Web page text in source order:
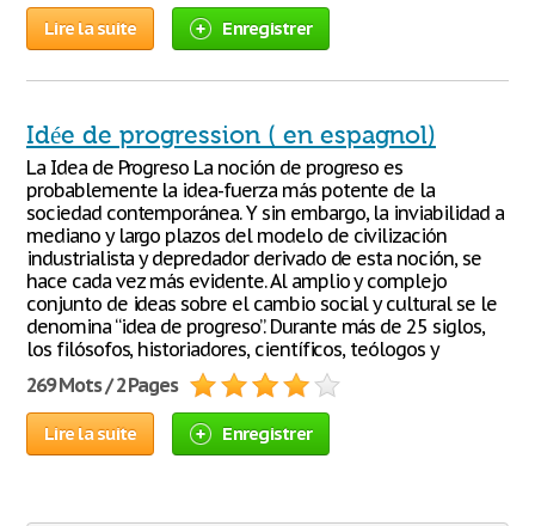
Lire la suite Enregistrer
Idée de progression ( en espagnol)
La Idea de Progreso La noción de progreso es
probablemente la idea-fuerza más potente de la
sociedad contemporánea. Y sin embargo, la inviabilidad a
mediano y largo plazos del modelo de civilización
industrialista y depredador derivado de esta noción, se
hace cada vez más evidente. Al amplio y complejo
conjunto de ideas sobre el cambio social y cultural se le
denomina “idea de progreso”. Durante más de 25 siglos,
los filósofos, historiadores, científicos, teólogos y
269 Mots / 2 Pages
Lire la suite Enregistrer